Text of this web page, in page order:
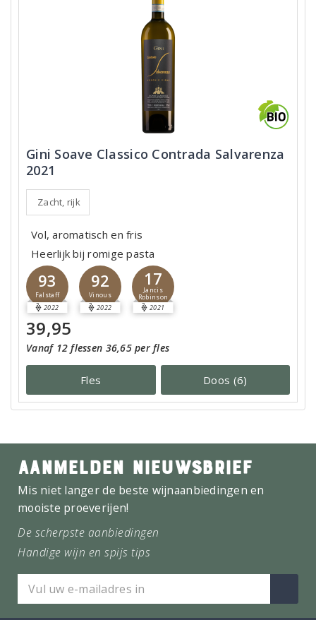
Gini Soave Classico Contrada Salvarenza
2021
Zacht, rijk
Vol, aromatisch en fris
Heerlijk bij romige pasta
93
Falstaff
2022
92
Vinous
2022
17
Jancis
Robinson
2021
39,95
Vanaf 12 flessen 36,65 per fles
Fles Doos (6)
AANMELDEN NIEUWSBRIEF
Mis niet langer de beste wijnaanbiedingen en
mooiste proeverijen!
De scherpste aanbiedingen
Handige wijn en spijs tips